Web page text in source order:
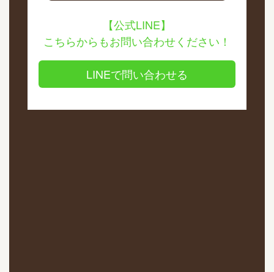
【公式LINE】
こちらからもお問い合わせください！
LINEで問い合わせる